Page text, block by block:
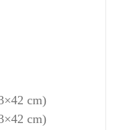
cm)
cm)